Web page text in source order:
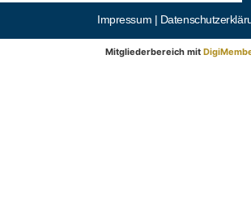
Impressum |
Mitgliederbereich mit